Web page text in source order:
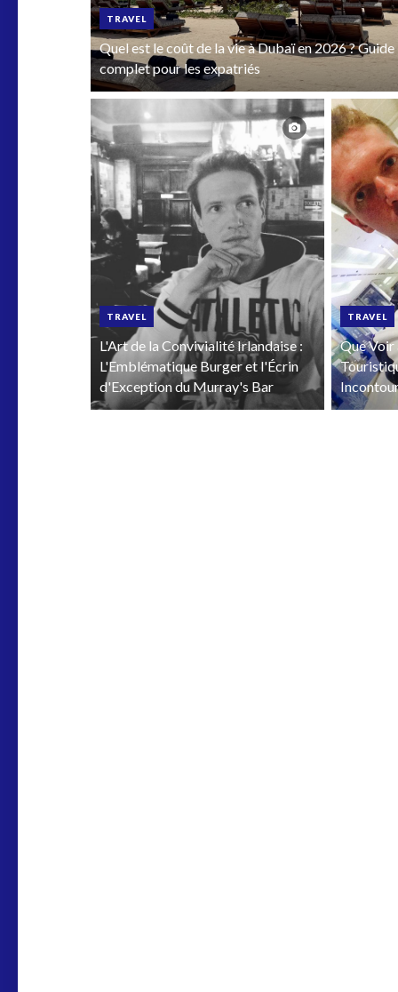
TRAVEL
Quel est le coût de la vie à Dubaï en 2026 ? Guide
complet pour les expatriés
TRAVEL
L'Art de la Convivialité Irlandaise :
L'Emblématique Burger et l'Écrin
d'Exception du Murray's Bar
TRAVEL
Que Voir